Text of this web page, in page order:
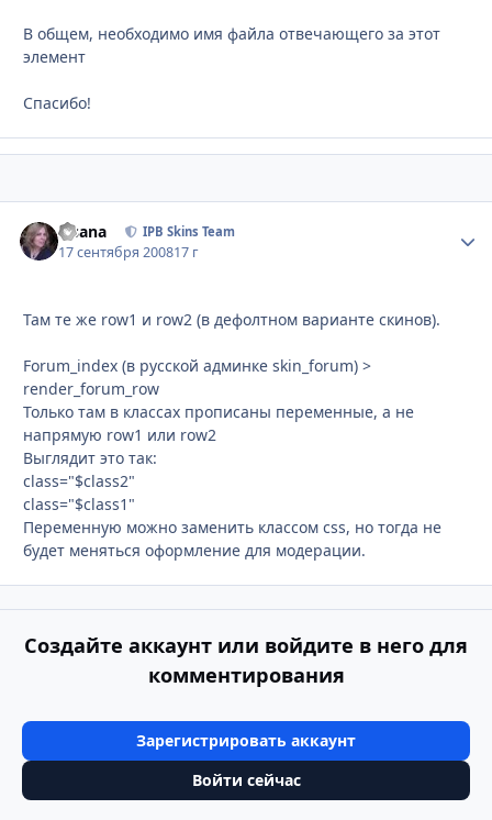
В общем, необходимо имя файла отвечающего за этот
элемент
Спасибо!
Fisana IPB Skins Team
17 сентября 200817 г
Там те же row1 и row2 (в дефолтном варианте скинов).
Forum_index (в русской админке skin_forum) >
render_forum_row
Только там в классах прописаны переменные, а не
напрямую row1 или row2
Выглядит это так:
class="$class2"
class="$class1"
Переменную можно заменить классом css, но тогда не
будет меняться оформление для модерации.
Создайте аккаунт или войдите в него для
комментирования
Зарегистрировать аккаунт
Войти сейчас